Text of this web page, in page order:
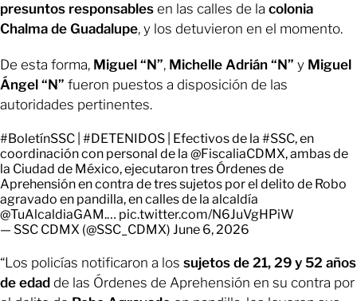
presuntos responsables en las calles de la colonia
Chalma de Guadalupe, y los detuvieron en el momento.
De esta forma, Miguel “N”, Michelle Adrián “N” y Miguel
Ángel “N” fueron puestos a disposición de las
autoridades pertinentes.
#BoletínSSC #DETENIDOS | Efectivos de la #SSC, en
coordinación con personal de la @FiscaliaCDMX, ambas de
la Ciudad de México, ejecutaron tres Órdenes de
Aprehensión en contra de tres sujetos por el delito de Robo
agravado en pandilla, en calles de la alcaldía
@TuAlcaldiaGAM.… pic.twitter.com/N6JuVgHPiW
— SSC CDMX (@SSC_CDMX) June 6, 2026
“Los policías notificaron a los sujetos de 21, 29 y 52 años
de edad de las Órdenes de Aprehensión en su contra por